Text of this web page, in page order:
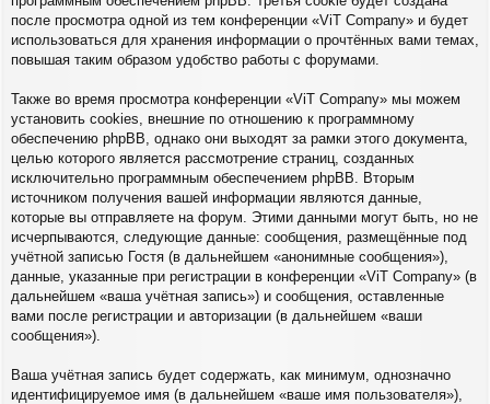
после просмотра одной из тем конференции «ViT Company» и будет
использоваться для хранения информации о прочтённых вами темах,
повышая таким образом удобство работы с форумами.
Также во время просмотра конференции «ViT Company» мы можем
установить cookies, внешние по отношению к программному
обеспечению phpBB, однако они выходят за рамки этого документа,
целью которого является рассмотрение страниц, созданных
исключительно программным обеспечением phpBB. Вторым
источником получения вашей информации являются данные,
которые вы отправляете на форум. Этими данными могут быть, но не
исчерпываются, следующие данные: сообщения, размещённые под
учётной записью Гостя (в дальнейшем «анонимные сообщения»),
данные, указанные при регистрации в конференции «ViT Company» (в
дальнейшем «ваша учётная запись») и сообщения, оставленные
вами после регистрации и авторизации (в дальнейшем «ваши
сообщения»).
Ваша учётная запись будет содержать, как минимум, однозначно
идентифицируемое имя (в дальнейшем «ваше имя пользователя»),